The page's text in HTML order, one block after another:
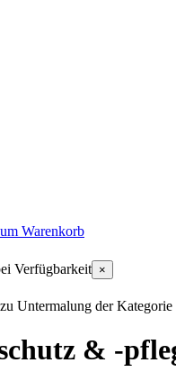
Warenkorb
Verfügbarkeit ×
& -